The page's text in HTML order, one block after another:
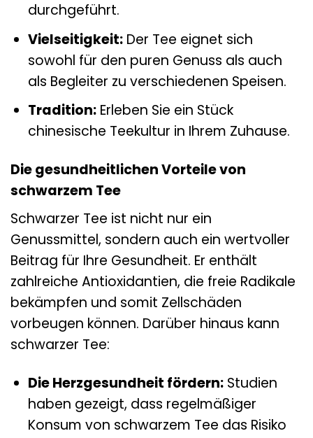
durchgeführt.
Vielseitigkeit:Der Tee eignet sich
sowohl für den puren Genuss als auch
als Begleiter zu verschiedenen Speisen.
Tradition:Erleben Sie ein Stück
chinesische Teekultur in Ihrem Zuhause.
Die gesundheitlichen Vorteile von
schwarzem Tee
Schwarzer Tee ist nicht nur ein
Genussmittel, sondern auch ein wertvoller
Beitrag für Ihre Gesundheit. Er enthält
zahlreiche Antioxidantien, die freie Radikale
bekämpfen und somit Zellschäden
vorbeugen können. Darüber hinaus kann
schwarzer Tee:
Die Herzgesundheit fördern:Studien
haben gezeigt, dass regelmäßiger
Konsum von schwarzem Tee das Risiko